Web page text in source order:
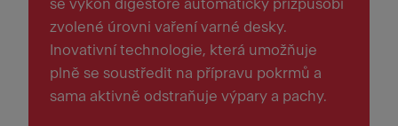
se výkon digestoře automaticky přizpůsobí
zvolené úrovni vaření varné desky.
Inovativní technologie, která umožňuje
plně se soustředit na přípravu pokrmů a
sama aktivně odstraňuje výpary a pachy.